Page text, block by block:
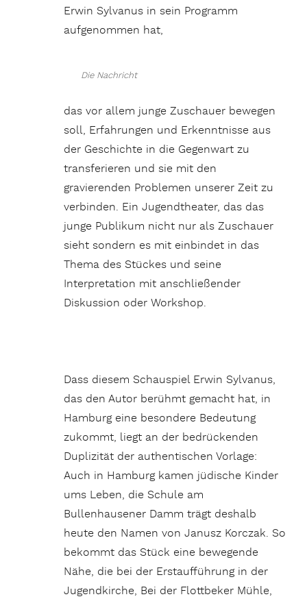
Erwin Sylvanus in sein Programm
aufgenommen hat,
Die Nachricht
das vor allem junge Zuschauer bewegen
soll, Erfahrungen und Erkenntnisse aus
der Geschichte in die Gegenwart zu
transferieren und sie mit den
gravierenden Problemen unserer Zeit zu
verbinden. Ein Jugendtheater, das das
junge Publikum nicht nur als Zuschauer
sieht sondern es mit einbindet in das
Thema des Stückes und seine
Interpretation mit anschließender
Diskussion oder Workshop.
Dass diesem Schauspiel Erwin Sylvanus,
das den Autor berühmt gemacht hat, in
Hamburg eine besondere Bedeutung
zukommt, liegt an der bedrückenden
Duplizität der authentischen Vorlage:
Auch in Hamburg kamen jüdische Kinder
ums Leben, die Schule am
Bullenhausener Damm trägt deshalb
heute den Namen von Janusz Korczak. So
bekommt das Stück eine bewegende
Nähe, die bei der Erstaufführung in der
Jugendkirche, Bei der Flottbeker Mühle,